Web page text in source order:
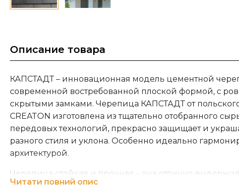
Описание товара
КАПСТАДТ – инновационная модель цементной
современной востребованной плоской формой, с
скрытыми замками. Черепица КАПСТАДТ от
CREATON изготовлена из тщательно отобранного
передовых технологий, прекрасно защищает и
разного стиля и уклона. Особенно идеально
архитектурой.
Черепица стойкая и прочная – она отлично
ветра и снега. Гидроизоляция обеспечивается
Читати повний опис